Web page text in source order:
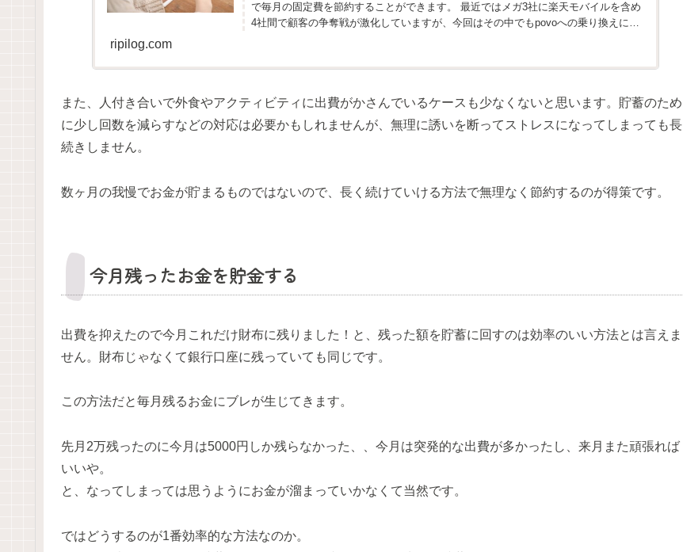
で毎月の固定費を節約することができます。 最近ではメガ3社に楽天モバイルを含め
4社間で顧客の争奪戦が激化していますが、今回はその中でもpovoへの乗り換えにつ
ripilog.com
また、人付き合いで外食やアクティビティに出費がかさんでいるケースも少なくないと思います。貯蓄のため
に少し回数を減らすなどの対応は必要かもしれませんが、無理に誘いを断ってストレスになってしまっても長
続きしません。
数ヶ月の我慢でお金が貯まるものではないので、長く続けていける方法で無理なく節約するのが得策です。
今月残ったお金を貯金する
出費を抑えたので今月これだけ財布に残りました！と、残った額を貯蓄に回すのは効率のいい方法とは言えま
せん。財布じゃなくて銀行口座に残っていても同じです。
この方法だと毎月残るお金にブレが生じてきます。
先月2万残ったのに今月は5000円しか残らなかった、、今月は突発的な出費が多かったし、来月また頑張れば
いいや。
と、なってしまっては思うようにお金が溜まっていかなくて当然です。
ではどうするのが1番効率的な方法なのか。